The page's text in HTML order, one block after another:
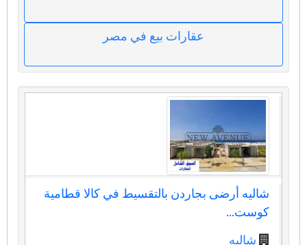
عقارات بيع في مصر
شاليه أرضى بجاردن بالتقسيط في كالا قطامية
كوست...
شاليه